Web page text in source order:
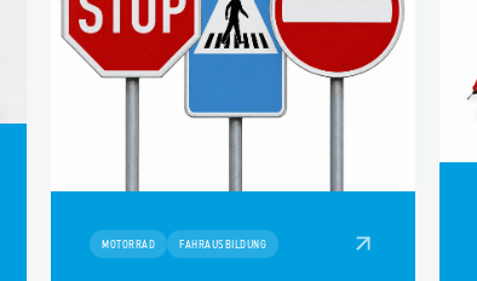
MOTORRAD FAHRAUSBILDUNG